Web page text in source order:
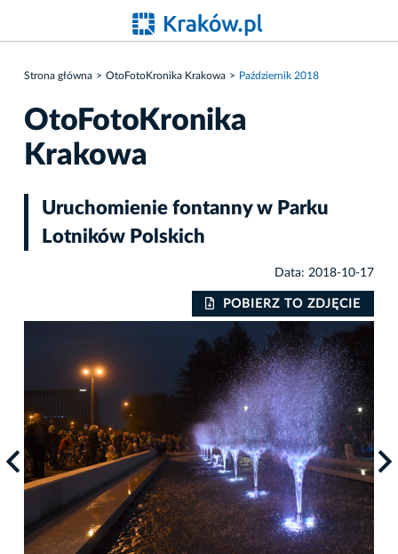
Strona główna OtoFotoKronika Krakowa Październik 2018
OtoFotoKronika
Krakowa
Uruchomienie fontanny w Parku
Lotników Polskich
Data: 2018-10-17
POBIERZ TO ZDJĘCIE